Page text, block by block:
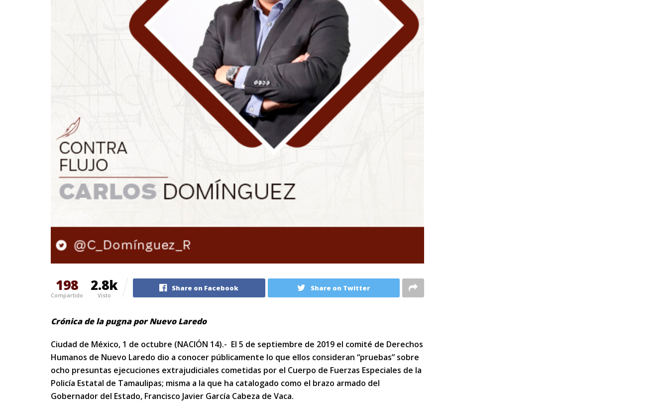
198
Compartido
2.8k
Visto
Share on Facebook Share on Twitter
Crónica de la pugna por Nuevo Laredo
Ciudad de México, 1 de octubre (NACIÓN 14).- El 5 de septiembre de 2019 el comité de Derechos
Humanos de Nuevo Laredo dio a conocer públicamente lo que ellos consideran “pruebas” sobre
ocho presuntas ejecuciones extrajudiciales cometidas por el Cuerpo de Fuerzas Especiales de la
Policía Estatal de Tamaulipas; misma a la que ha catalogado como el brazo armado del
Gobernador del Estado, Francisco Javier García Cabeza de Vaca.